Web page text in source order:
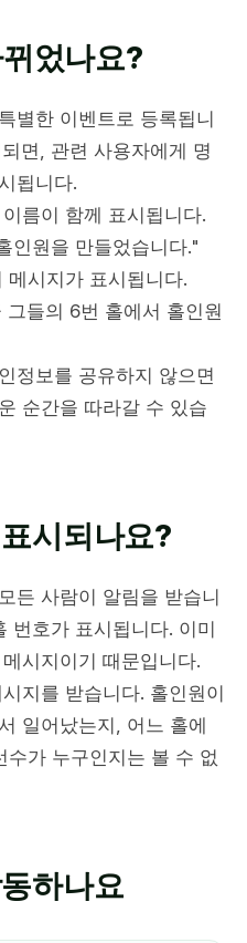
었나요?
별한 이벤트로 등록됩니
면, 관련 사용자에게 명
됩니다.
름이 함께 표시됩니다.
인원을 만들었습니다."
시지가 표시됩니다.
들의 6번 홀에서 홀인원
정보를 공유하지 않으면
순간을 따라갈 수 있습
시되나요?
든 사람이 알림을 받습니
번호가 표시됩니다. 이미
시지이기 때문입니다.
지를 받습니다. 홀인원이
일어났는지, 어느 홀에
가 누구인지는 볼 수 없
하나요